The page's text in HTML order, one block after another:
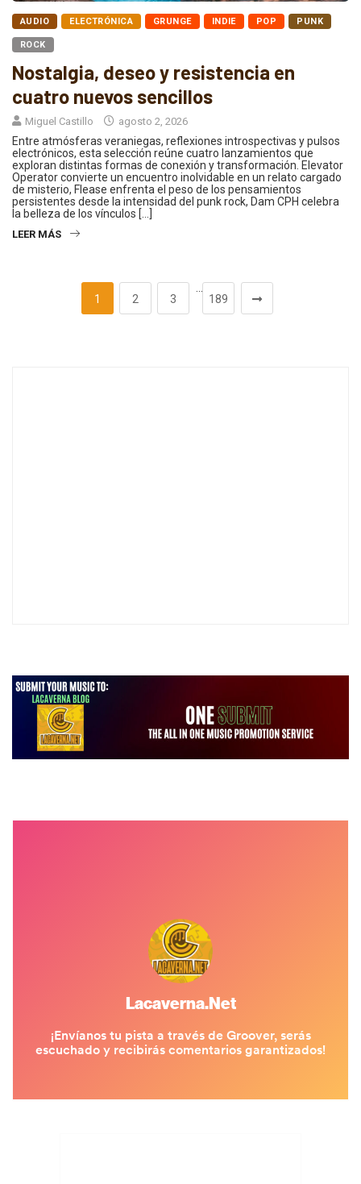
AUDIO ELECTRÓNICA GRUNGE INDIE POP PUNK
ROCK
Nostalgia, deseo y resistencia en
cuatro nuevos sencillos
Miguel Castillo agosto 2, 2026
Entre atmósferas veraniegas, reflexiones introspectivas y pulsos
electrónicos, esta selección reúne cuatro lanzamientos que
exploran distintas formas de conexión y transformación. Elevator
Operator convierte un encuentro inolvidable en un relato cargado
de misterio, Flease enfrenta el peso de los pensamientos
persistentes desde la intensidad del punk rock, Dam CPH celebra
la belleza de los vínculos […]
LEER MÁS
1 2 3
189